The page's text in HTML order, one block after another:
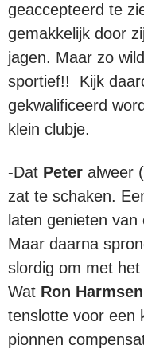
geaccepteerd te
gemakkelijk door
jagen. Maar zo
sportief!! Kijk
gekwalificeerd
klein clubje.
-Dat Peter alweer
zat te schaken.
laten genieten
Maar daarna
slordig om met
Wat Ron Harmsen
tenslotte voor een
pionnen